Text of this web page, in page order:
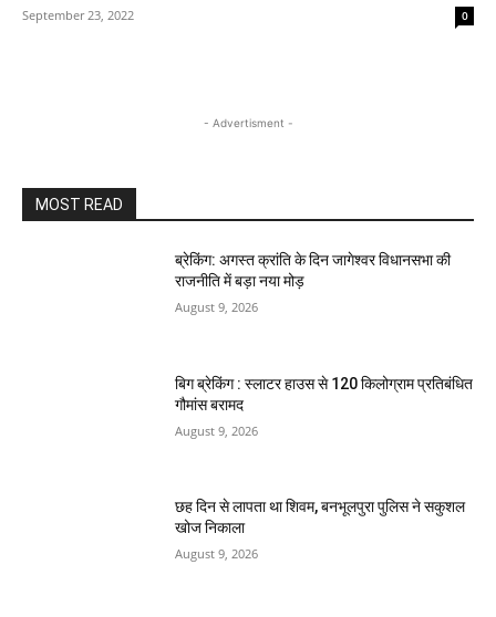
September 23, 2022 0
- Advertisment -
MOST READ
ब्रेकिंग: अगस्त क्रांति के दिन जागेश्वर विधानसभा की
राजनीति में बड़ा नया मोड़
August 9, 2026
बिग ब्रेकिंग : स्लाटर हाउस से 120 किलोग्राम प्रतिबंधित
गौमांस बरामद
August 9, 2026
छह दिन से लापता था शिवम, बनभूलपुरा पुलिस ने सकुशल
खोज निकाला
August 9, 2026